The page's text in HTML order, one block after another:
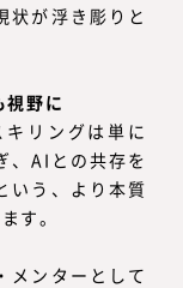
状が浮き彫りと
野に
リングは単に
、AIとの共存を
いう、より本質
す。
メンターとして